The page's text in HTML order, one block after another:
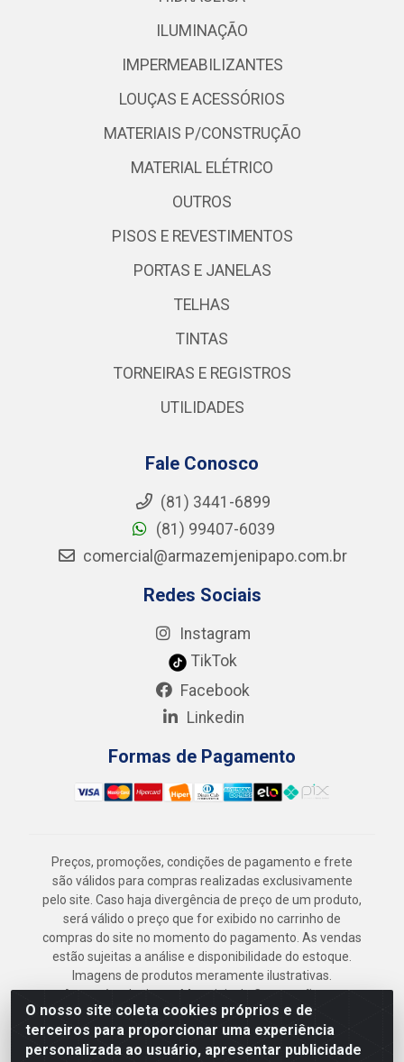
O nosso site coleta cookies próprios e de
terceiros para proporcionar uma experiência
personalizada ao usuário, apresentar publicidade
ILUMINAÇÃO
IMPERMEABILIZANTES
LOUÇAS E ACESSÓRIOS
MATERIAIS P/CONSTRUÇÃO
MATERIAL ELÉTRICO
OUTROS
PISOS E REVESTIMENTOS
PORTAS E JANELAS
TELHAS
TINTAS
TORNEIRAS E REGISTROS
UTILIDADES
Fale Conosco
(81) 3441-6899
(81) 99407-6039
comercial@armazemjenipapo.com.br
Redes Sociais
Instagram
TikTok
Facebook
Linkedin
Formas de Pagamento
Preços, promoções, condições de pagamento e frete
são válidos para compras realizadas exclusivamente
pelo site. Caso haja divergência de preço de um produto,
será válido o preço que for exibido no carrinho de
compras do site no momento do pagamento. As vendas
estão sujeitas a análise e disponibilidade do estoque.
Imagens de produtos meramente ilustrativas.
Armazém Jenipapo Materiais de Construção em
Geral LTDA - Rua das Flores, 2691 - Guabiraba,
Recife/PE - CEP 52.291-630 - CNPJ
41.097.379/0001-